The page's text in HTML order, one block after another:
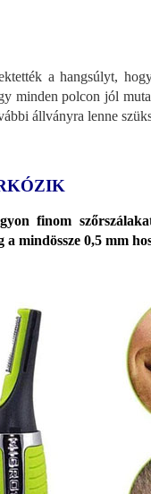
a hangsúlyt,
minden polcon jól
állványra lenne
finom
mindössze 0,5 mm